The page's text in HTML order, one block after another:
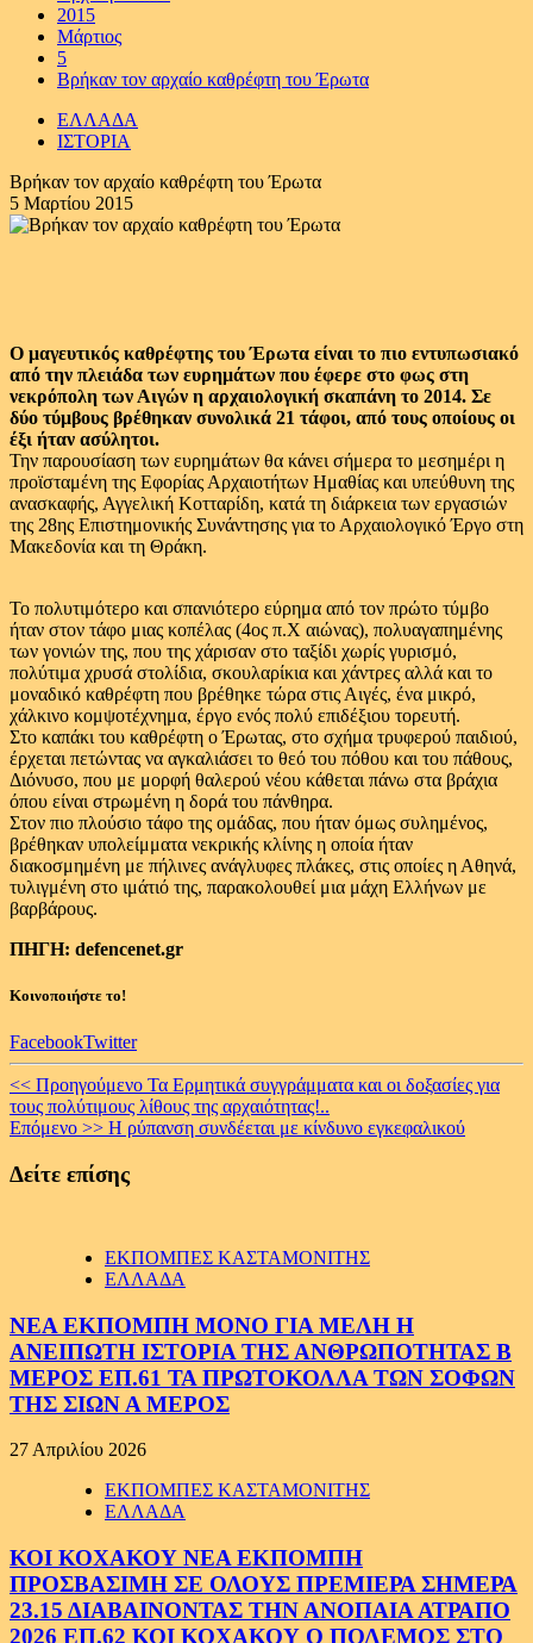
2015
Μάρτιος
5
Βρήκαν τον αρχαίο καθρέφτη του Έρωτα
ΕΛΛΑΔΑ
ΙΣΤΟΡΙΑ
Βρήκαν τον αρχαίο καθρέφτη του Έρωτα
5 Μαρτίου 2015
Ο μαγευτικός καθρέφτης του Έρωτα είναι το πιο εντυπωσιακό
από την πλειάδα των ευρημάτων που έφερε στο φως στη
νεκρόπολη των Αιγών η αρχαιολογική σκαπάνη το 2014. Σε
δύο τύμβους βρέθηκαν συνολικά 21 τάφοι, από τους οποίους οι
έξι ήταν ασύλητοι.
Την παρουσίαση των ευρημάτων θα κάνει σήμερα το μεσημέρι η
προϊσταμένη της Εφορίας Αρχαιοτήτων Ημαθίας και υπεύθυνη της
ανασκαφής, Αγγελική Κοτταρίδη, κατά τη διάρκεια των εργασιών
της 28ης Επιστημονικής Συνάντησης για το Αρχαιολογικό Έργο στη
Μακεδονία και τη Θράκη.
Το πολυτιμότερο και σπανιότερο εύρημα από τον πρώτο τύμβο
ήταν στον τάφο μιας κοπέλας (4ος π.Χ αιώνας), πολυαγαπημένης
των γονιών της, που της χάρισαν στο ταξίδι χωρίς γυρισμό,
πολύτιμα χρυσά στολίδια, σκουλαρίκια και χάντρες αλλά και το
μοναδικό καθρέφτη που βρέθηκε τώρα στις Αιγές, ένα μικρό,
χάλκινο κομψοτέχνημα, έργο ενός πολύ επιδέξιου τορευτή.
Στο καπάκι του καθρέφτη ο Έρωτας, στο σχήμα τρυφερού παιδιού,
έρχεται πετώντας να αγκαλιάσει το θεό του πόθου και του πάθους,
Διόνυσο, που με μορφή θαλερού νέου κάθεται πάνω στα βράχια
όπου είναι στρωμένη η δορά του πάνθηρα.
Στον πιο πλούσιο τάφο της ομάδας, που ήταν όμως συλημένος,
βρέθηκαν υπολείμματα νεκρικής κλίνης η οποία ήταν
διακοσμημένη με πήλινες ανάγλυφες πλάκες, στις οποίες η Αθηνά,
τυλιγμένη στο ιμάτιό της, παρακολουθεί μια μάχη Ελλήνων με
βαρβάρους.
ΠΗΓΗ: defencenet.gr
Κοινοποιήστε το!
FacebookTwitter
Continue
Reading
<< Προηγούμενο Τα Ερμητικά συγγράμματα και οι δοξασίες για
τους πολύτιμους λίθους της αρχαιότητας!..
Επόμενο >> Η ρύπανση συνδέεται με κίνδυνο εγκεφαλικού
Δείτε επίσης
ΕΚΠΟΜΠΕΣ ΚΑΣΤΑΜΟΝΙΤΗΣ
ΕΛΛΑΔΑ
ΝΕΑ ΕΚΠΟΜΠΗ ΜΟΝΟ ΓΙΑ ΜΕΛΗ Η
ΑΝΕΙΠΩΤΗ ΙΣΤΟΡΙΑ ΤΗΣ ΑΝΘΡΩΠΟΤΗΤΑΣ Β
ΜΕΡΟΣ ΕΠ.61 ΤΑ ΠΡΩΤΟΚΟΛΛΑ ΤΩΝ ΣΟΦΩΝ
ΤΗΣ ΣΙΩΝ Α ΜΕΡΟΣ
27 Απριλίου 2026
ΕΚΠΟΜΠΕΣ ΚΑΣΤΑΜΟΝΙΤΗΣ
ΕΛΛΑΔΑ
ΚΟΙ ΚΟΧΑΚΟΥ ΝΕΑ ΕΚΠΟΜΠΗ
ΠΡΟΣΒΑΣΙΜΗ ΣΕ ΟΛΟΥΣ ΠΡΕΜΙΕΡΑ ΣΗΜΕΡΑ
23.15 ΔΙΑΒΑΙΝΟΝΤΑΣ ΤΗΝ ΑΝΟΠΑΙΑ ΑΤΡΑΠΟ
2026 ΕΠ.62 ΚΟΙ ΚΟΧΑΚΟΥ Ο ΠΟΛΕΜΟΣ ΣΤΟ